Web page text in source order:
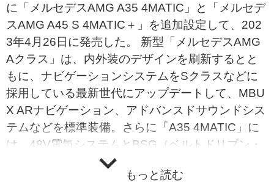
に「メルセデスAMG A35 4MATIC」と「メルセデ
スAMG A45 S 4MATIC＋」を追加設定して、202
3年4月26日に発売した。 新型「メルセデスAMG
Aクラス」は、内外装のデザインを刷新するとと
もに、ナビゲーションシステムをSクラスなどに
採用している最新世代にアップデートして、MBU
X ARナビゲーション、アドバンスドサウンドシス
テムなどを標準装備。さらに「A35 4MATIC」に
は、48V電気システムとBSG（ベルトドリブン・
スタータージェネレーター）を搭載した。 エクス
テリアは、新デザインのボンネットエンブレムを
もっと読む